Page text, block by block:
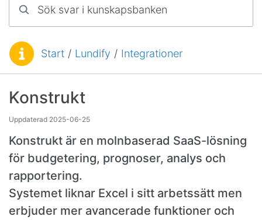
Manualer för övriga program
Du är här:Start / Lundify / Integrationer
Konstrukt
Uppdaterad 2025-06-25
Konstrukt är en molnbaserad SaaS-lösning
för budgetering, prognoser, analys och
rapportering.
Systemet liknar Excel i sitt arbetssätt men
erbjuder mer avancerade funktioner och